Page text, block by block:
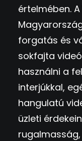
értelmében.
forgatás és
sokfajta
használni a
interjúkkal,
hangulatú
üzleti